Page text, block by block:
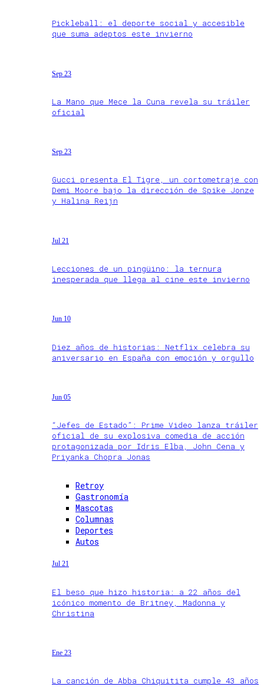
Pickleball: el deporte social y accesible
que suma adeptos este invierno
Sep 23
La Mano que Mece la Cuna revela su tráiler
oficial
Sep 23
Gucci presenta El Tigre, un cortometraje con
Demi Moore bajo la dirección de Spike Jonze
y Halina Reijn
Jul 21
Lecciones de un pingüino: la ternura
inesperada que llega al cine este invierno
Jun 10
Diez años de historias: Netflix celebra su
aniversario en España con emoción y orgullo
Jun 05
“Jefes de Estado”: Prime Video lanza tráiler
oficial de su explosiva comedia de acción
protagonizada por Idris Elba, John Cena y
Priyanka Chopra Jonas
Retroy
Gastronomía
Mascotas
Columnas
Deportes
Autos
Jul 21
El beso que hizo historia: a 22 años del
icónico momento de Britney, Madonna y
Christina
Ene 23
La canción de Abba Chiquitita cumple 43 años